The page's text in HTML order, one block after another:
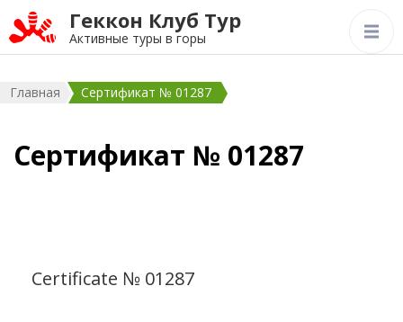
Геккон Клуб Тур
Активные туры в горы
Главная Сертификат № 01287
Сертификат № 01287
Certificate № 01287